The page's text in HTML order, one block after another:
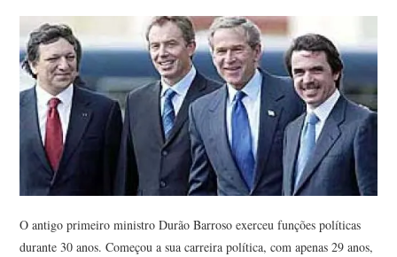
O antigo primeiro ministro Durão Barroso exerceu funções políticas
durante 30 anos. Começou a sua carreira política, com apenas 29 anos,